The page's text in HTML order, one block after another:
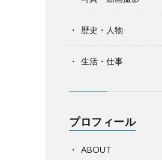
歴史・人物
生活・仕事
プロフィール
ABOUT